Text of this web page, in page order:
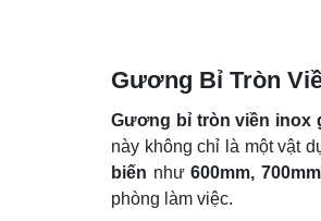
Gương Bỉ Tròn
Gương bỉ tròn viền inox
này không chỉ là một vật
biến như 600mm,
phòng làm việc.